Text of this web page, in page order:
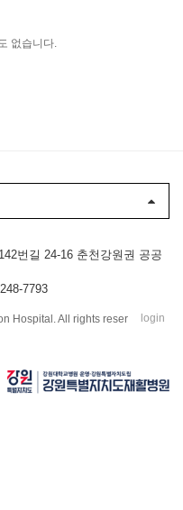
없습니다.
번길 24-16 춘천강원권 공공
7793
Hospital. All rights reser
login